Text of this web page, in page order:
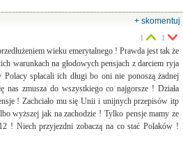
+ skomentuj
wieku emerytalnego ! Prawda jest tak że
warunkach na głodowych pensjach z darciem ryja
spłacali ich długi bo oni nie ponoszą żadnej
zmusza do wszystkiego co najgorsze ! Działa
! Zachciało mu się Unii i unijnych przepisów itp
wyższej jak na zachodzie ! Tylko pensje mamy ze
! Niech przyjezdni zobaczą na co stać Polaków !
1 1